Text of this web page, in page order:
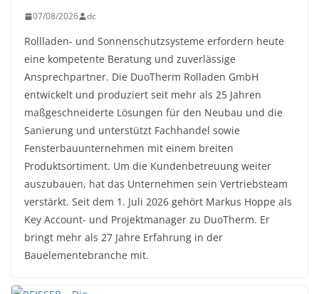
07/08/2026 dc
Rollladen- und Sonnenschutzsysteme erfordern heute
eine kompetente Beratung und zuverlässige
Ansprechpartner. Die DuoTherm Rolladen GmbH
entwickelt und produziert seit mehr als 25 Jahren
maßgeschneiderte Lösungen für den Neubau und die
Sanierung und unterstützt Fachhandel sowie
Fensterbauunternehmen mit einem breiten
Produktsortiment. Um die Kundenbetreuung weiter
auszubauen, hat das Unternehmen sein Vertriebsteam
verstärkt. Seit dem 1. Juli 2026 gehört Markus Hoppe als
Key Account- und Projektmanager zu DuoTherm. Er
bringt mehr als 27 Jahre Erfahrung in der
Bauelementebranche mit.